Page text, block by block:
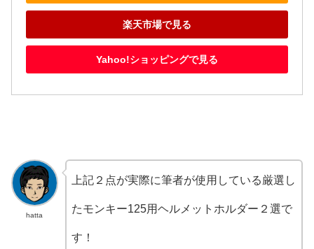
楽天市場で見る
Yahoo!ショッピングで見る
hatta
上記２点が実際に筆者が使用している厳選し
たモンキー125用ヘルメットホルダー２選で
す！